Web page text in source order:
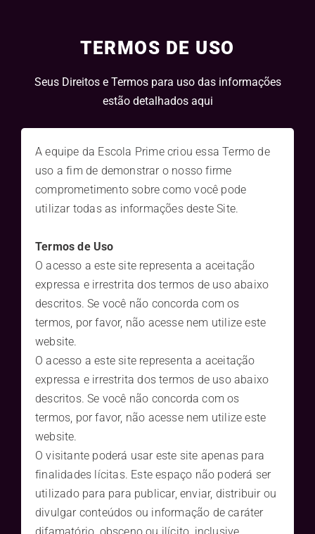
TERMOS DE USO
Seus Direitos e Termos para uso das informações
estão detalhados aqui
A equipe da Escola Prime criou essa Termo de
uso a fim de demonstrar o nosso firme
comprometimento sobre como você pode
utilizar todas as informações deste Site.
Termos de Uso
O acesso a este site representa a aceitação
expressa e irrestrita dos termos de uso abaixo
descritos. Se você não concorda com os
termos, por favor, não acesse nem utilize este
website.
O acesso a este site representa a aceitação
expressa e irrestrita dos termos de uso abaixo
descritos. Se você não concorda com os
termos, por favor, não acesse nem utilize este
website.
O visitante poderá usar este site apenas para
finalidades lícitas. Este espaço não poderá ser
utilizado para para publicar, enviar, distribuir ou
divulgar conteúdos ou informação de caráter